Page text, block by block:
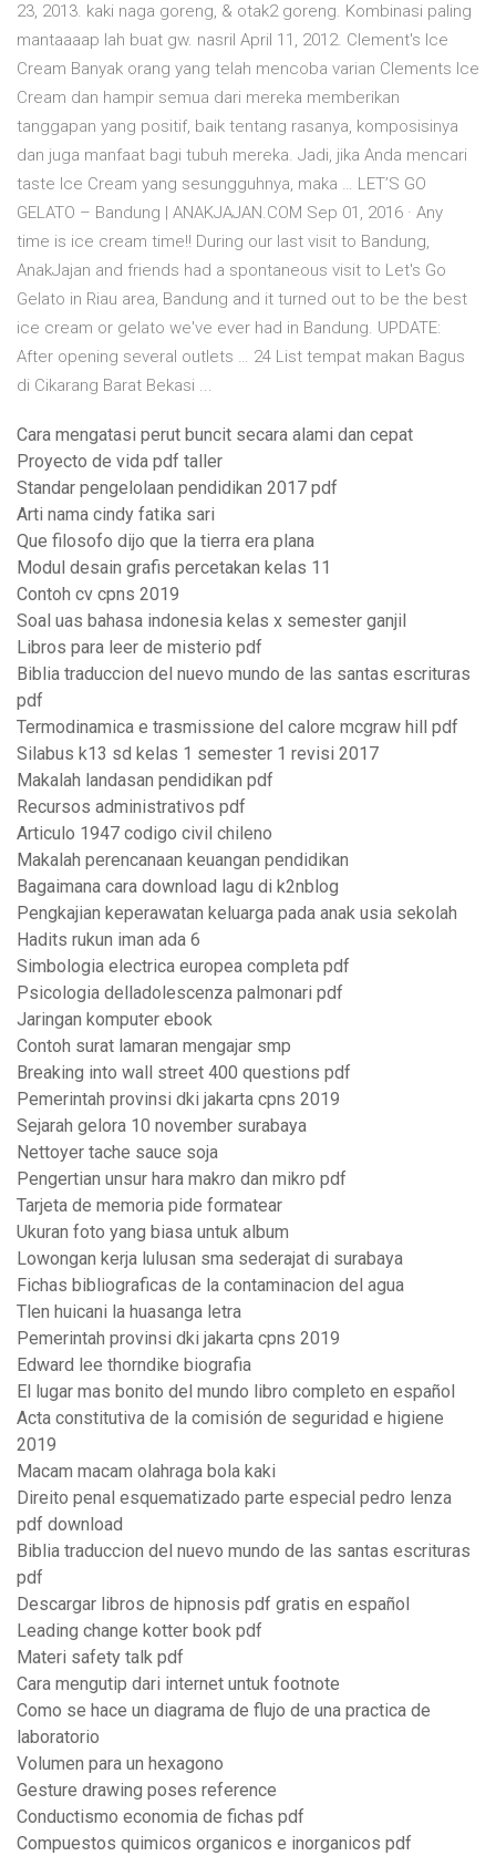
23, 2013. kaki naga goreng, & otak2 goreng. Kombinasi paling
mantaaaap lah buat gw. nasril April 11, 2012. Clement's Ice
Cream Banyak orang yang telah mencoba varian Clements Ice
Cream dan hampir semua dari mereka memberikan
tanggapan yang positif, baik tentang rasanya, komposisinya
dan juga manfaat bagi tubuh mereka. Jadi, jika Anda mencari
taste Ice Cream yang sesungguhnya, maka … LET’S GO
GELATO – Bandung | ANAKJAJAN.COM Sep 01, 2016 · Any
time is ice cream time!! During our last visit to Bandung,
AnakJajan and friends had a spontaneous visit to Let's Go
Gelato in Riau area, Bandung and it turned out to be the best
ice cream or gelato we've ever had in Bandung. UPDATE:
After opening several outlets … 24 List tempat makan Bagus
di Cikarang Barat Bekasi ...
Cara mengatasi perut buncit secara alami dan cepat
Proyecto de vida pdf taller
Standar pengelolaan pendidikan 2017 pdf
Arti nama cindy fatika sari
Que filosofo dijo que la tierra era plana
Modul desain grafis percetakan kelas 11
Contoh cv cpns 2019
Soal uas bahasa indonesia kelas x semester ganjil
Libros para leer de misterio pdf
Biblia traduccion del nuevo mundo de las santas escrituras
pdf
Termodinamica e trasmissione del calore mcgraw hill pdf
Silabus k13 sd kelas 1 semester 1 revisi 2017
Makalah landasan pendidikan pdf
Recursos administrativos pdf
Articulo 1947 codigo civil chileno
Makalah perencanaan keuangan pendidikan
Bagaimana cara download lagu di k2nblog
Pengkajian keperawatan keluarga pada anak usia sekolah
Hadits rukun iman ada 6
Simbologia electrica europea completa pdf
Psicologia delladolescenza palmonari pdf
Jaringan komputer ebook
Contoh surat lamaran mengajar smp
Breaking into wall street 400 questions pdf
Pemerintah provinsi dki jakarta cpns 2019
Sejarah gelora 10 november surabaya
Nettoyer tache sauce soja
Pengertian unsur hara makro dan mikro pdf
Tarjeta de memoria pide formatear
Ukuran foto yang biasa untuk album
Lowongan kerja lulusan sma sederajat di surabaya
Fichas bibliograficas de la contaminacion del agua
Tlen huicani la huasanga letra
Pemerintah provinsi dki jakarta cpns 2019
Edward lee thorndike biografia
El lugar mas bonito del mundo libro completo en español
Acta constitutiva de la comisión de seguridad e higiene
2019
Macam macam olahraga bola kaki
Direito penal esquematizado parte especial pedro lenza
pdf download
Biblia traduccion del nuevo mundo de las santas escrituras
pdf
Descargar libros de hipnosis pdf gratis en español
Leading change kotter book pdf
Materi safety talk pdf
Cara mengutip dari internet untuk footnote
Como se hace un diagrama de flujo de una practica de
laboratorio
Volumen para un hexagono
Gesture drawing poses reference
Conductismo economia de fichas pdf
Compuestos quimicos organicos e inorganicos pdf